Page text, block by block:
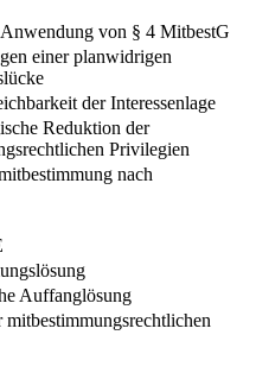
von § 4 MitbestG
einer planwidrigen
der Interessenlage
Reduktion der
Privilegien
nach
Auffanglösung